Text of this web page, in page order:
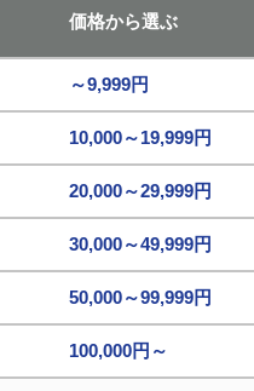
価格から選ぶ
～9,999円
10,000～19,999円
20,000～29,999円
30,000～49,999円
50,000～99,999円
100,000円～